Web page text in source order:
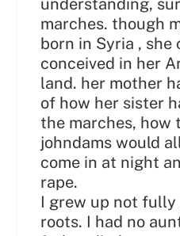
understanding,
marches. though
born in Syria , she
conceived in her
land. her mother
of how her sister
the marches, how
johndams would
come in at night
rape.
I grew up not
roots. I had no